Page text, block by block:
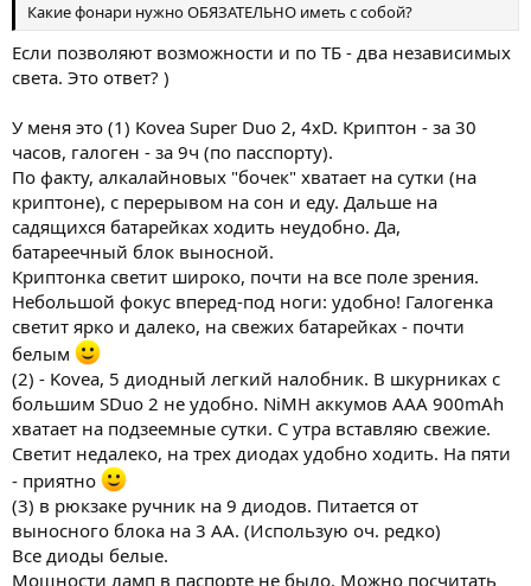
Какие фонари нужно ОБЯЗАТЕЛЬНО иметь с собой?
Если позволяют возможности и по ТБ - два независимых
света. Это ответ? )
У меня это (1) Kovea Super Duo 2, 4xD. Криптон - за 30
часов, галоген - за 9ч (по пасспорту).
По факту, алкалайновых "бочек" хватает на сутки (на
криптоне), с перерывом на сон и еду. Дальше на
садящихся батарейках ходить неудобно. Да,
батареечный блок выносной.
Криптонка светит широко, почти на все поле зрения.
Небольшой фокус вперед-под ноги: удобно! Галогенка
светит ярко и далеко, на свежих батарейках - почти
белым
(2) - Kovea, 5 диодный легкий налобник. В шкурниках с
большим SDuo 2 не удобно. NiMH аккумов ААА 900mAh
хватает на подзеемные сутки. С утра вставляю свежие.
Светит недалеко, на трех диодах удобно ходить. На пяти
- приятно
(3) в рюкзаке ручник на 9 диодов. Питается от
выносного блока на 3 АА. (Использую оч. редко)
Все диоды белые.
Мощности ламп в паспорте не было. Можно посчитать